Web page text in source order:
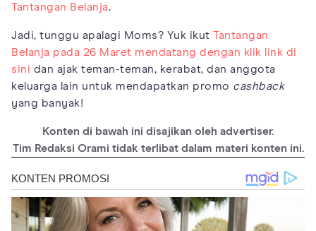
Tantangan Belanja.
Jadi, tunggu apalagi Moms? Yuk ikut Tantangan
Belanja pada 26 Maret mendatang dengan klik link di
sini dan ajak teman-teman, kerabat, dan anggota
keluarga lain untuk mendapatkan promo cashback
yang banyak!
Konten di bawah ini disajikan oleh advertiser.
Tim Redaksi Orami tidak terlibat dalam materi konten ini.